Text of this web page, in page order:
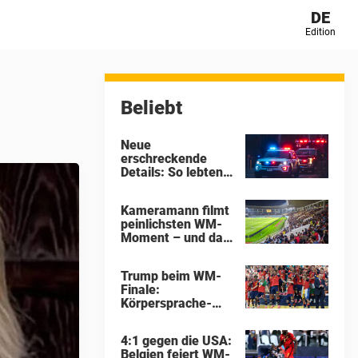
DE
Edition
Beliebt
Neue
erschreckende
Details: So lebten
Ohio wirklich
Kameramann filmt
peinlichsten WM-
Moment – und das
Trump beim WM-
Finale:
Körpersprache-
der Bühne
4:1 gegen die USA:
Belgien feiert WM-